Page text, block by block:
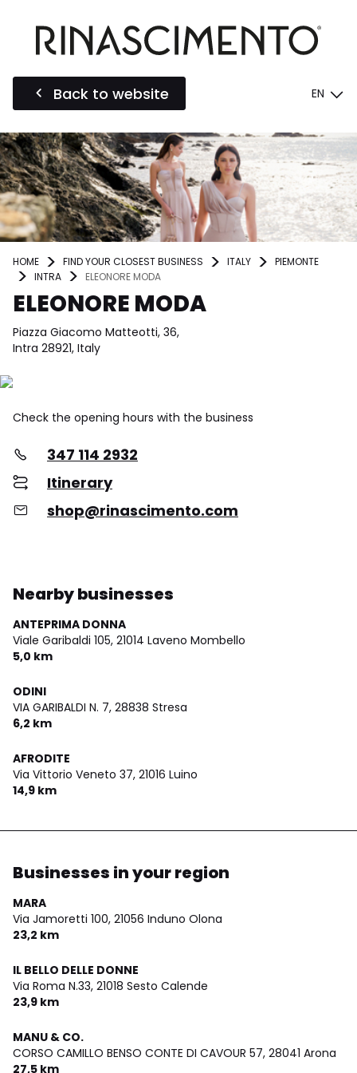
Back to website EN
HOME FIND YOUR CLOSEST BUSINESS ITALY
PIEMONTE
INTRA
ELEONORE MODA
ELEONORE MODA
Piazza Giacomo Matteotti, 36,
Intra 28921, Italy
Check the opening hours with the business
347 114 2932
Itinerary
shop@rinascimento.com
Nearby businesses
ANTEPRIMA DONNA
Viale Garibaldi 105, 21014 Laveno Mombello
5,0 km
ODINI
VIA GARIBALDI N. 7, 28838 Stresa
6,2 km
AFRODITE
Via Vittorio Veneto 37, 21016 Luino
14,9 km
Businesses in your region
MARA
Via Jamoretti 100, 21056 Induno Olona
23,2 km
IL BELLO DELLE DONNE
Via Roma N.33, 21018 Sesto Calende
23,9 km
MANU & CO.
CORSO CAMILLO BENSO CONTE DI CAVOUR 57, 28041 Arona
27,5 km